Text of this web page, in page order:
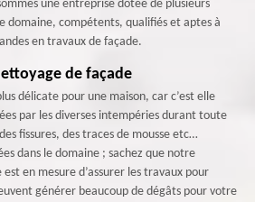
une entreprise dotée de plusieurs
domaine, compétents, qualifiés et aptes à
en travaux de façade.
de façade
délicate pour une maison, car c’est elle
par les diverses intempéries durant toute
fissures, des traces de mousse etc…
dans le domaine ; sachez que notre
en mesure d’assurer les travaux pour
générer beaucoup de dégâts pour votre